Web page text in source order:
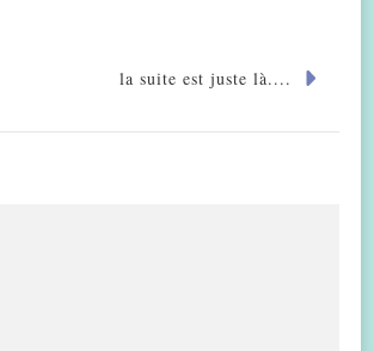
la suite est juste là....